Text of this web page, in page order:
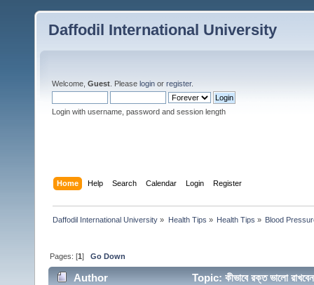
Daffodil International University
Welcome, Guest . Please login or register.
Login with username, password and session length
Home Help Search Calendar Login Register
Daffodil International University » Health Tips » Health Tips » Blood
Pages: [1]Go Down
Author Topic: কীভাবে রক্ত ভালো